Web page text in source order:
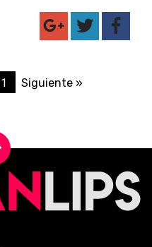
1 Siguiente »